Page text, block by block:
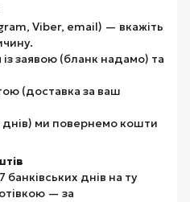
Viber, email) — вкажіть
заявою (бланк надамо) та
(доставка за ваш
днів) ми повернемо кошти
днів на ту
— за